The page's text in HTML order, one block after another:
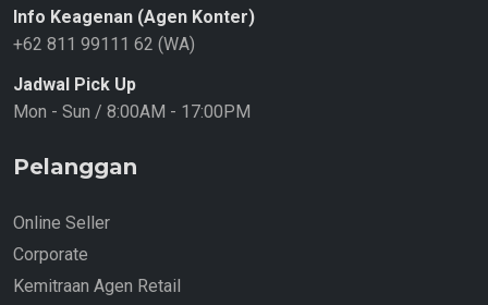
Info Keagenan (Agen Konter)
+62 811 99111 62 (WA)
Jadwal Pick Up
Mon - Sun / 8:00AM - 17:00PM
Pelanggan
Online Seller
Corporate
Kemitraan Agen Retail